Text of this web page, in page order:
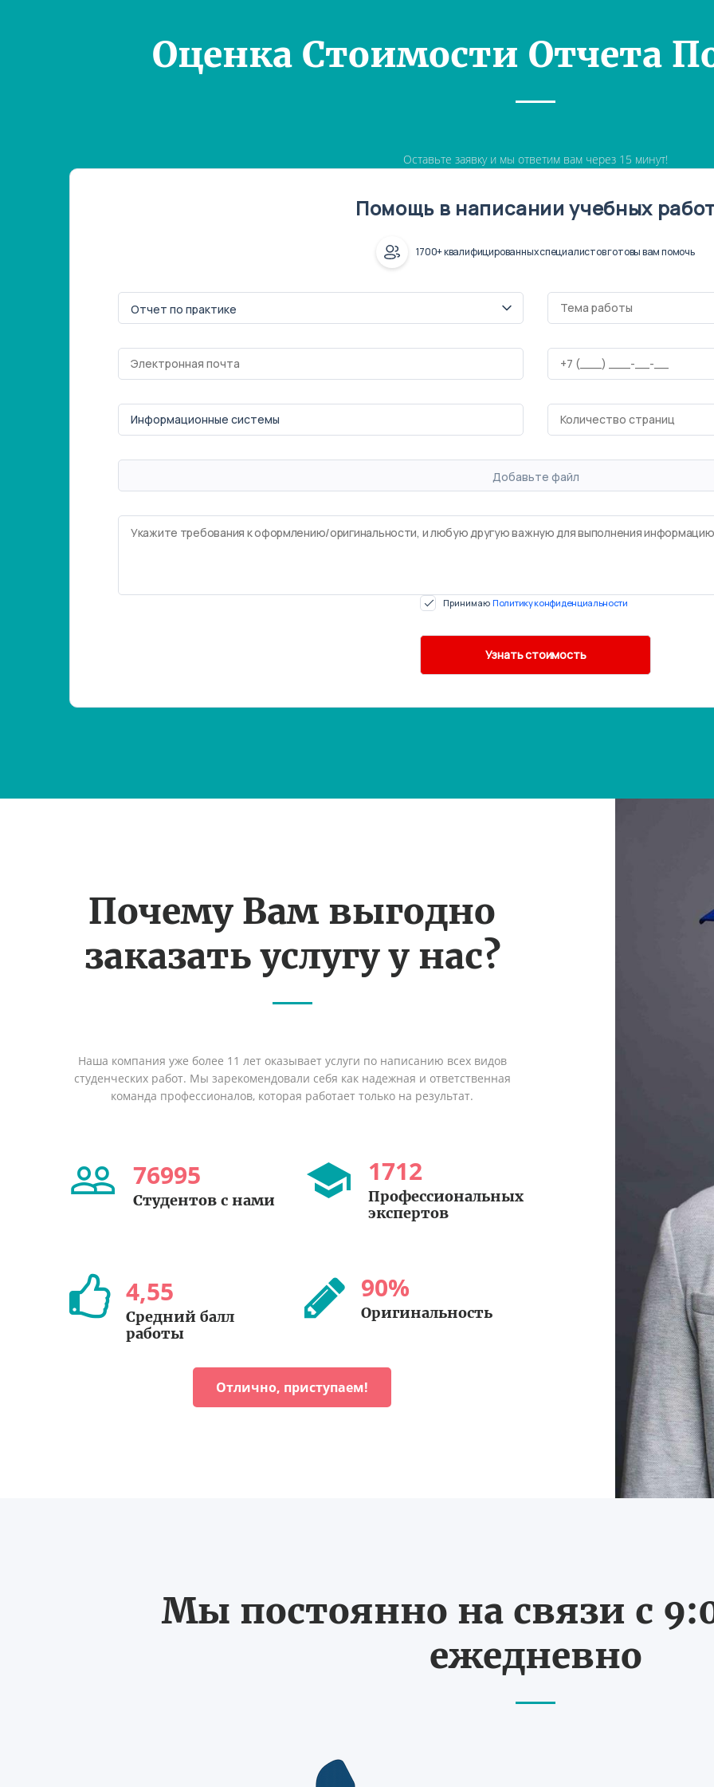
Оценка Стоимости Отчета
Оставьте заявку и мы ответим вам через 15 минут!
Помощь в написании учебных
1700+ квалифицированных специалистов готовы вам помочь
Добавьте файл
Принимаю Политику конфиденциальности
Почему Вам выгодно
заказать услугу у нас?
Наша компания уже более 11 лет оказывает услуги по написанию всех видов
студенческих работ. Мы зарекомендовали себя как надежная и ответственная
команда профессионалов, которая работает только на результат.
76995
Студентов с нами
1712
Профессиональных
экспертов
4,55
Средний балл
работы
90%
Оригинальность
Отлично, приступаем!
Мы постоянно на связи с
ежедневно